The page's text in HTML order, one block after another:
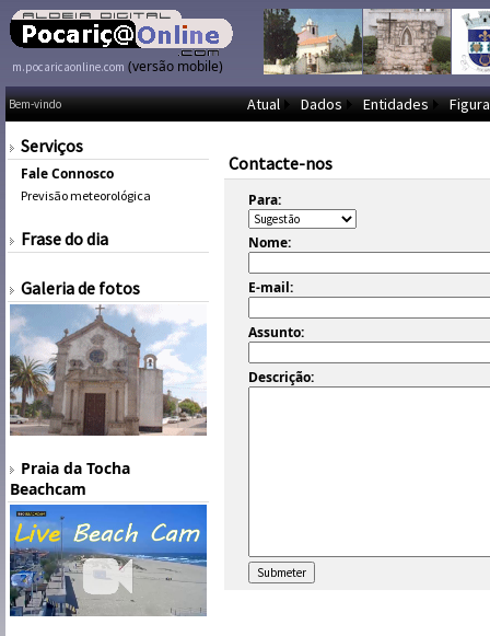
m.pocaricaonline.com (versão mobile)
Bem-vindo Atual Dados Entidades
Serviços
Fale Connosco
Previsão meteorológica
Frase do dia
Galeria de fotos
Praia da Tocha
Beachcam
Contacte-nos
Para:
Nome:
E-mail:
Assunto:
Descrição: